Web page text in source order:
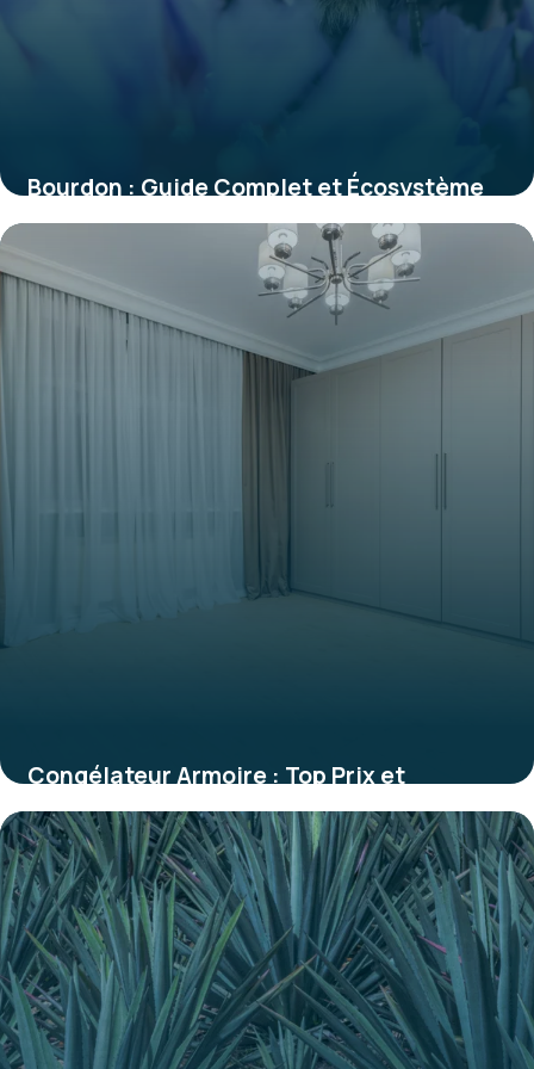
Bourdon : Guide Complet et Écosystème
2026
Congélateur Armoire : Top Prix et
Comparatif
28 mai 2026